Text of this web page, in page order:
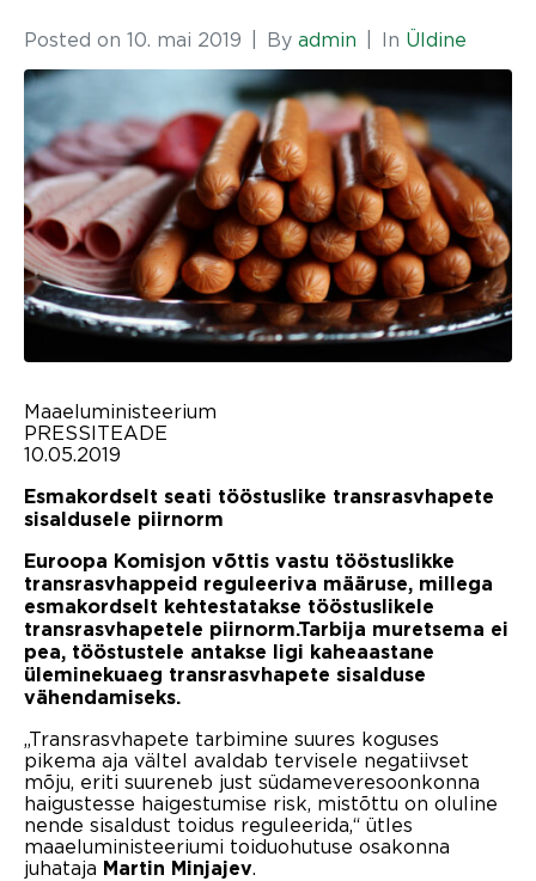
Posted on 10. mai 2019 By admin In Üldine
Maaeluministeerium
PRESSITEADE
10.05.2019
Esmakordselt seati tööstuslike transrasvhapete
sisaldusele piirnorm
Euroopa Komisjon võttis vastu tööstuslikke
transrasvhappeid reguleeriva määruse, millega
esmakordselt kehtestatakse tööstuslikele
transrasvhapetele piirnorm.Tarbija muretsema ei
pea, tööstustele antakse ligi kaheaastane
üleminekuaeg transrasvhapete sisalduse
vähendamiseks.
„Transrasvhapete tarbimine suures koguses
pikema aja vältel avaldab tervisele negatiivset
mõju, eriti suureneb just südameveresoonkonna
haigustesse haigestumise risk, mistõttu on oluline
nende sisaldust toidus reguleerida,“ ütles
maaeluministeeriumi toiduohutuse osakonna
juhataja Martin Minjajev.